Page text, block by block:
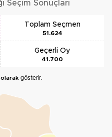
Seçim Sonuçları
Toplam Seçmen
51.624
Geçerli Oy
41.700
gösterir.